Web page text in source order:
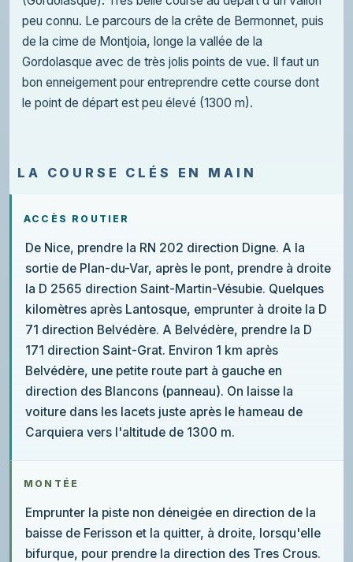
peu connu. Le parcours de la crête de Bermonnet, puis
de la cime de Montjoia, longe la vallée de la
Gordolasque avec de très jolis points de vue. Il faut un
bon enneigement pour entreprendre cette course dont
le point de départ est peu élevé (1300 m).
LA COURSE CLÉS EN MAIN
ACCÈS ROUTIER
De Nice, prendre la RN 202 direction Digne. A la
sortie de Plan-du-Var, après le pont, prendre à droite
la D 2565 direction Saint-Martin-Vésubie. Quelques
kilomètres après Lantosque, emprunter à droite la D
71 direction Belvédère. A Belvédère, prendre la D
171 direction Saint-Grat. Environ 1 km après
Belvédère, une petite route part à gauche en
direction des Blancons (panneau). On laisse la
voiture dans les lacets juste après le hameau de
Carquiera vers l'altitude de 1300 m.
MONTÉE
Emprunter la piste non déneigée en direction de la
baisse de Ferisson et la quitter, à droite, lorsqu'elle
bifurque, pour prendre la direction des Tres Crous.